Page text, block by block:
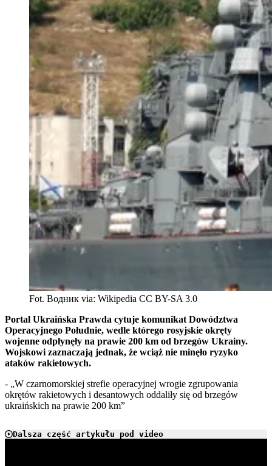
Fot. Водник via: Wikipedia CC BY-SA 3.0
Portal Ukraińska Prawda cytuje komunikat Dowództwa
Operacyjnego Południe, wedle którego rosyjskie okręty
wojenne odpłynęły na prawie 200 km od brzegów Ukrainy.
Wojskowi zaznaczają jednak, że wciąż nie minęło ryzyko
ataków rakietowych.
- „W czarnomorskiej strefie operacyjnej wrogie zgrupowania
okrętów rakietowych i desantowych oddaliły się od brzegów
ukraińskich na prawie 200 km”
Dalsza część artykułu pod video